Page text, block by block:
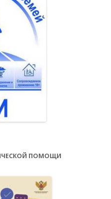
ПОМОЩИ